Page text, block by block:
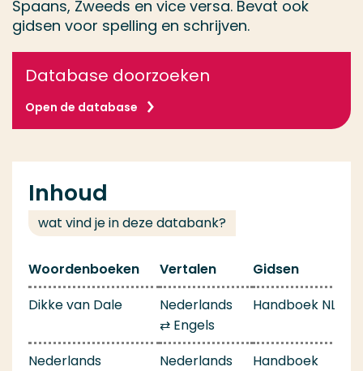
Spaans, Zweeds en vice versa. Bevat ook
gidsen voor spelling en schrijven.
Database doorzoeken
Open de database
Inhoud
wat vind je in deze databank?
Woordenboeken Vertalen
Gidsen
Dikke van Dale
Nederlands
⇄ Engels
Handboek NL
Nederlands
Nederlands
Handboek